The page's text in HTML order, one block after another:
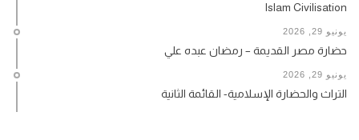
Islam Civilisation
يونيو 29, 2026
حضارة مصر القديمة – رمضان عبده علي
يونيو 29, 2026
التراث والحضارة الإسلامية- القائمة الثانية